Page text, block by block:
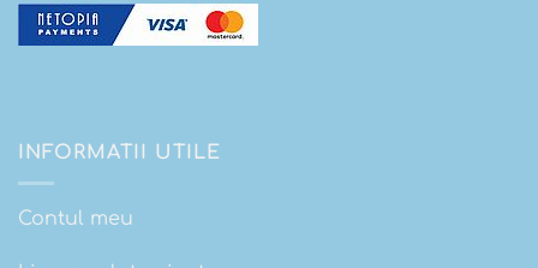
INFORMATII UTILE
Contul meu